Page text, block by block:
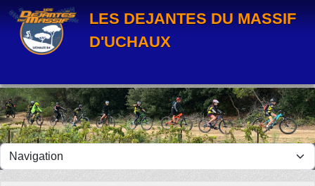
LES DEJANTES DU MASSIF
D'UCHAUX
Panneau de gestion des cookies